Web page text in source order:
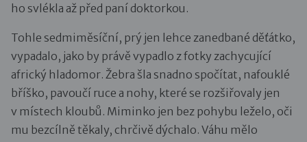
ho svlékla až před paní doktorkou.
Tohle sedmiměsíční, prý jen lehce zanedbané děťátko,
vypadalo, jako by právě vypadlo z fotky zachycující
africký hladomor. Žebra šla snadno spočítat, nafouklé
bříško, pavoučí ruce a nohy, které se rozšiřovaly jen
v místech kloubů. Miminko jen bez pohybu leželo, oči
mu bezcílně těkaly, chrčivě dýchalo. Váhu mělo